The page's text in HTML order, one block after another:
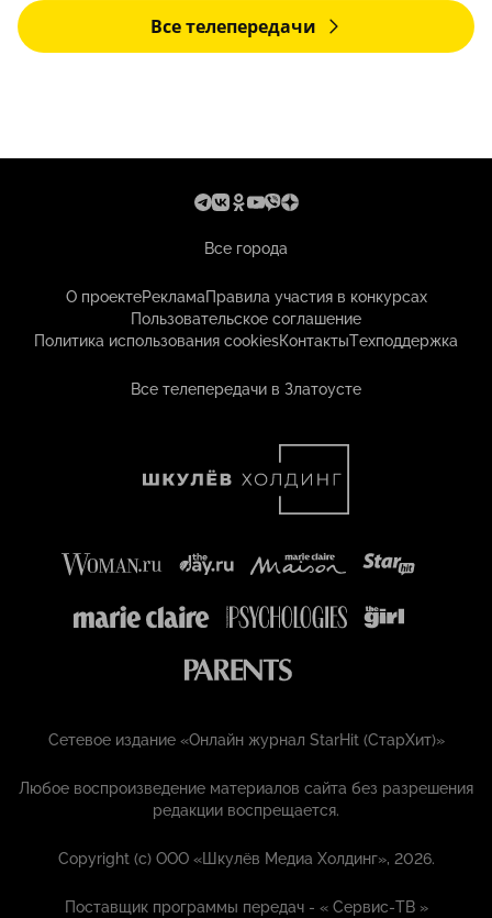
Все телепередачи
Все города
О проектеРекламаПравила участия в конкурсах
Пользовательское соглашение
Политика использования cookiesКонтактыТехподдержка
Все телепередачи в Златоусте
Сетевое издание «Онлайн журнал StarHit (СтарХит)»
Любое воспроизведение материалов сайта без разрешения
редакции воспрещается.
Copyright (с) ООО «Шкулёв Медиа Холдинг», 2026.
Поставщик программы передач - «Сервис-ТВ »